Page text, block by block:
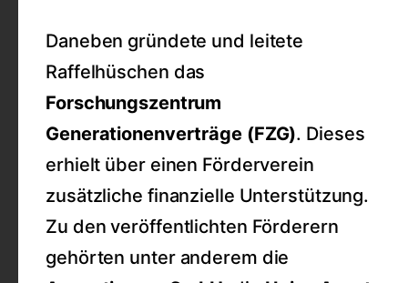
Daneben gründete und leitete
Raffelhüschen das
Forschungszentrum
Generationenverträge (FZG). Dieses
erhielt über einen Förderverein
zusätzliche finanzielle Unterstützung.
Zu den veröffentlichten Förderern
gehörten unter anderem die